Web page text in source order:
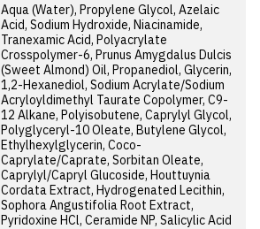
Aqua (Water), Propylene Glycol, Azelaic
Acid, Sodium Hydroxide, Niacinamide,
Tranexamic Acid, Polyacrylate
Crosspolymer-6, Prunus Amygdalus Dulcis
(Sweet Almond) Oil, Propanediol, Glycerin,
1,2-Hexanediol, Sodium Acrylate/Sodium
Acryloyldimethyl Taurate Copolymer, C9-
12 Alkane, Polyisobutene, Caprylyl Glycol,
Polyglyceryl-10 Oleate, Butylene Glycol,
Ethylhexylglycerin, Coco-
Caprylate/Caprate, Sorbitan Oleate,
Caprylyl/Capryl Glucoside, Houttuynia
Cordata Extract, Hydrogenated Lecithin,
Sophora Angustifolia Root Extract,
Pyridoxine HCl, Ceramide NP, Salicylic Acid